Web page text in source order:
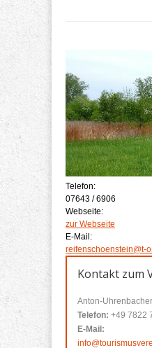
Telefon:
07643 / 6906
Webseite:
zur Webseite
E-Mail:
reifenschoenstein@t-
Kontakt zum
Anton-
Telefon: +49 7822
E-Mail: